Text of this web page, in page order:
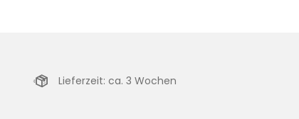
Lieferzeit: ca. 3 Wochen